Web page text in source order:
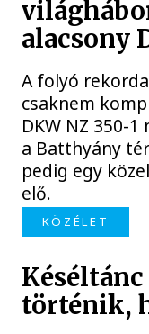
alacsony
A folyó
csaknem
DKW NZ 350-
a Batthyány
pedig egy
elő.
KÖZÉLET
történik,